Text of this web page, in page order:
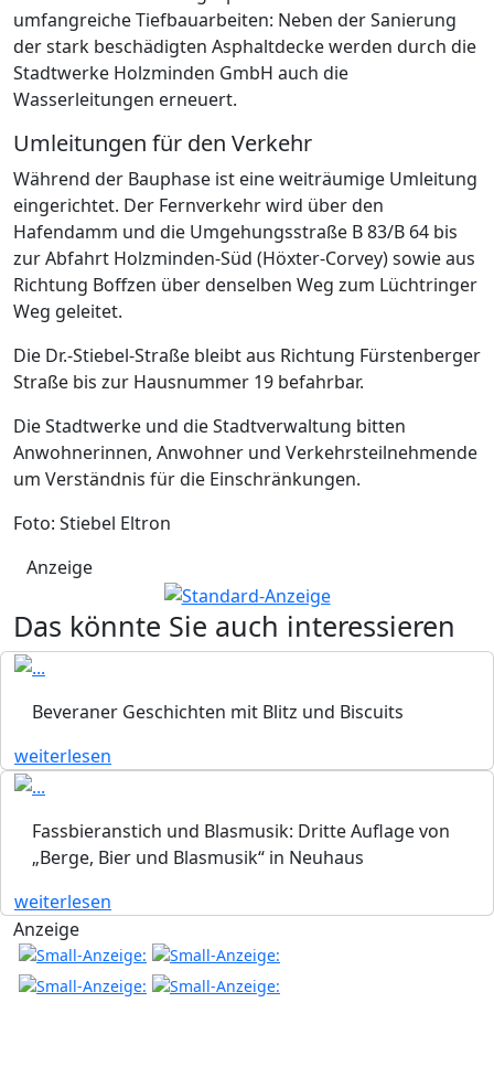
umfangreiche Tiefbauarbeiten: Neben der Sanierung
der stark beschädigten Asphaltdecke werden durch die
Stadtwerke Holzminden GmbH auch die
Wasserleitungen erneuert.
Umleitungen für den Verkehr
Während der Bauphase ist eine weiträumige Umleitung
eingerichtet. Der Fernverkehr wird über den
Hafendamm und die Umgehungsstraße B 83/B 64 bis
zur Abfahrt Holzminden-Süd (Höxter-Corvey) sowie aus
Richtung Boffzen über denselben Weg zum Lüchtringer
Weg geleitet.
Die Dr.-Stiebel-Straße bleibt aus Richtung Fürstenberger
Straße bis zur Hausnummer 19 befahrbar.
Die Stadtwerke und die Stadtverwaltung bitten
Anwohnerinnen, Anwohner und Verkehrsteilnehmende
um Verständnis für die Einschränkungen.
Foto: Stiebel Eltron
Anzeige
Das könnte Sie auch interessieren
Beveraner Geschichten mit Blitz und Biscuits
weiterlesen
Fassbieranstich und Blasmusik: Dritte Auflage von
„Berge, Bier und Blasmusik“ in Neuhaus
weiterlesen
Anzeige